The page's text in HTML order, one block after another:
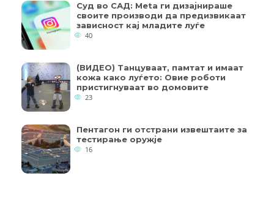
Суд во САД: Meta ги дизајнираше
своите производи да предизвикаат
зависност кај младите луѓе
40
(ВИДЕО) Танцуваат, памтат и имаат
кожа како луѓето: Овие роботи
пристигнуваат во домовите
23
Пентагон ги отстрани извештаите за
тестирање оружје
16